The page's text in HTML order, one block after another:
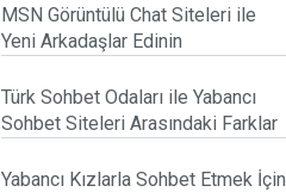
MSN Görüntülü Chat Siteleri ile
Yeni Arkadaşlar Edinin
Türk Sohbet Odaları ile Yabancı
Sohbet Siteleri Arasındaki Farklar
Yabancı Kızlarla Sohbet Etmek İçin